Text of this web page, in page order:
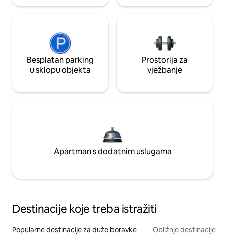
Besplatan parking
u sklopu objekta
Prostorija za
vježbanje
Apartman s dodatnim uslugama
Destinacije koje treba istražiti
Popularne destinacije za duže boravke Obližnje destinacije